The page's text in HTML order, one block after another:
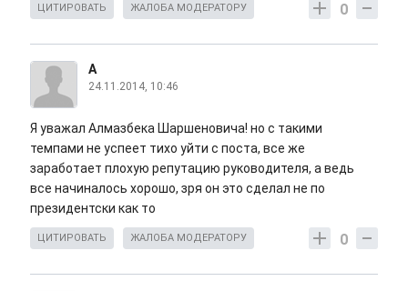
0
ЦИТИРОВАТЬ ЖАЛОБА МОДЕРАТОРУ
A
24.11.2014, 10:46
Я уважал Алмазбека Шаршеновича! но с такими
темпами не успеет тихо уйти с поста, все же
заработает плохую репутацию руководителя, а ведь
все начиналось хорошо, зря он это сделал не по
президентски как то
0
ЦИТИРОВАТЬ ЖАЛОБА МОДЕРАТОРУ